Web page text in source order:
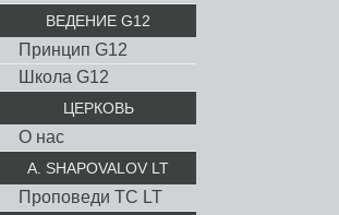
ВЕДЕНИЕ G12
Принцип G12
Школа G12
ЦЕРКОВЬ
О нас
A. SHAPOVALOV LT
Проповеди TC LT